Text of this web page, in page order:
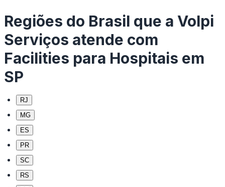
Regiões do Brasil que a Volpi
Serviços atende com
Facilities para Hospitais em
SP
RJ
MG
ES
PR
SC
RS